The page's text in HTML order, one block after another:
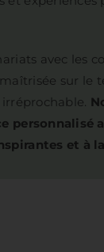
avec les
sur le
personnalisé
et à